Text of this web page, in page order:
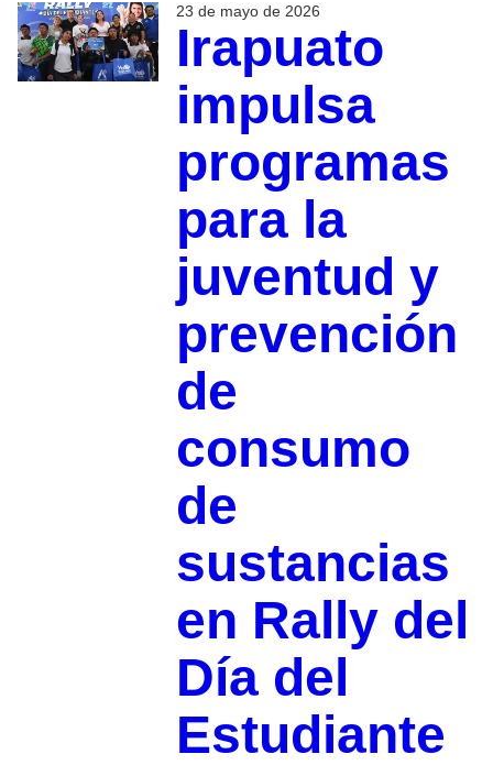
23 de mayo de 2026
Irapuato
impulsa
programas
para la
juventud y
prevención
de
consumo
de
sustancias
en Rally del
Día del
Estudiante